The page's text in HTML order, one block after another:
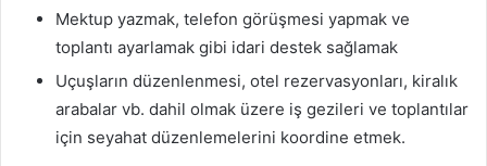
Mektup yazmak, telefon görüşmesi yapmak ve
toplantı ayarlamak gibi idari destek sağlamak
Uçuşların düzenlenmesi, otel rezervasyonları, kiralık
arabalar vb. dahil olmak üzere iş gezileri ve toplantılar
için seyahat düzenlemelerini koordine etmek.